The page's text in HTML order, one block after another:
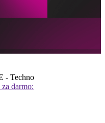
- Techno
darmo: